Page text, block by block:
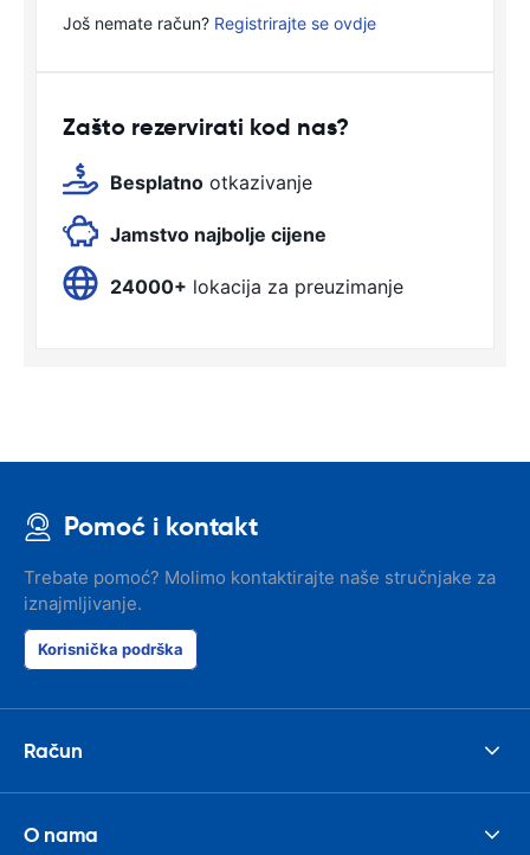
Još nemate račun? Registrirajte se ovdje
Zašto rezervirati kod nas?
Besplatno otkazivanje
Jamstvo najbolje cijene
24000+ lokacija za preuzimanje
Pomoć i kontakt
Trebate pomoć? Molimo kontaktirajte naše stručnjake za
iznajmljivanje.
Korisnička podrška
Račun
O nama